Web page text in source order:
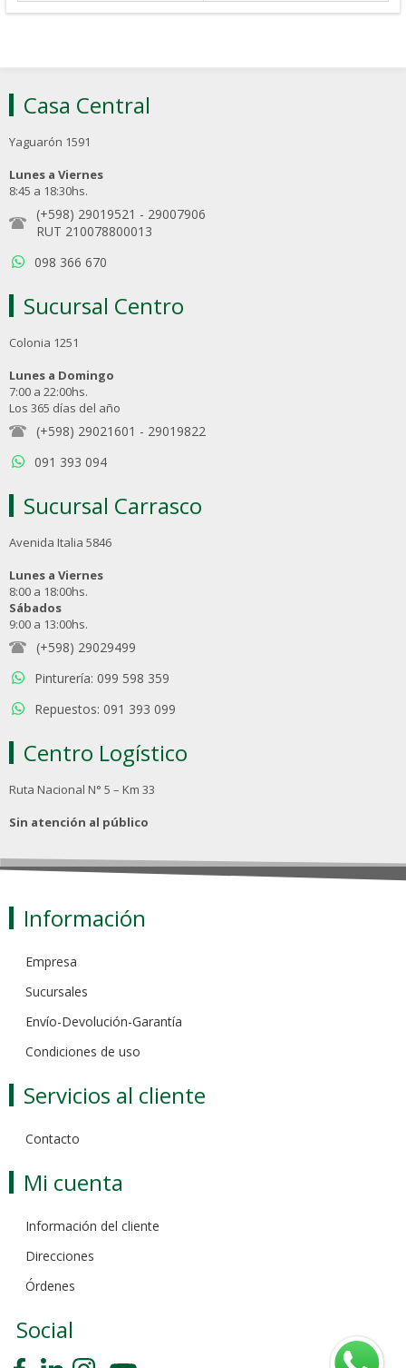
Casa Central
Yaguarón 1591
Lunes a Viernes
8:45 a 18:30hs.
(+598) 29019521 - 29007906
RUT 210078800013
098 366 670
Sucursal Centro
Colonia 1251
Lunes a Domingo
7:00 a 22:00hs.
Los 365 días del año
(+598) 29021601 - 29019822
091 393 094
Sucursal Carrasco
Avenida Italia 5846
Lunes a Viernes
8:00 a 18:00hs.
Sábados
9:00 a 13:00hs.
(+598) 29029499
Pinturería: 099 598 359
Repuestos: 091 393 099
Centro Logístico
Ruta Nacional N° 5 – Km 33
Sin atención al público
Información
Empresa
Sucursales
Envío-Devolución-Garantía
Condiciones de uso
Servicios al cliente
Contacto
Mi cuenta
Información del cliente
Direcciones
Órdenes
Social